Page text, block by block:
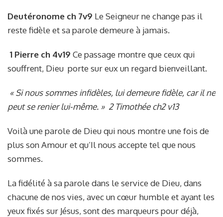
Deutéronome ch 7v9 Le Seigneur ne change pas il
reste fidèle et sa parole demeure à jamais.
1 Pierre ch 4v19 Ce passage montre que ceux qui
souffrent, Dieu porte sur eux un regard bienveillant.
« Si nous sommes infidèles, lui demeure fidèle, car il ne
peut se renier lui-même. » 2 Timothée ch2 v13
Voilà une parole de Dieu qui nous montre une fois de
plus son Amour et qu’Il nous accepte tel que nous
sommes.
La fidélité à sa parole dans le service de Dieu, dans
chacune de nos vies, avec un cœur humble et ayant les
yeux fixés sur Jésus, sont des marqueurs pour déjà,